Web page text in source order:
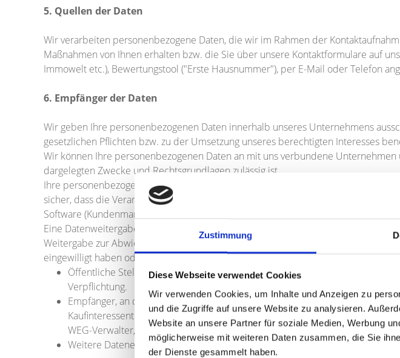
Zustimmung
Diese Webseite verwendet Cookies
Wir verwenden Cookies, um Inhalte und Anzeigen zu
und die Zugriffe auf unsere Website zu analysieren.
Website an unsere Partner für soziale Medien, Werbung
möglicherweise mit weiteren Daten zusammen, die Sie
der Dienste gesammelt haben.
5. Quellen der Daten
Wir verarbeiten personenbezogene Daten, die wir im Rahmen der
Maßnahmen von Ihnen erhalten bzw. die Sie über unsere Kontaktformulare auf
Immowelt etc.), Bewertungstool ("Erste Hausnummer"), per E-Mail oder Telefon
6. Empfänger der Daten
Wir geben Ihre personenbezogenen Daten innerhalb unseres Unternehmens
gesetzlichen Pflichten bzw. zu der Umsetzung unseres berechtigten Interesses
Wir können Ihre personenbezogenen Daten an mit uns verbundene
dargelegten Zwecke und Rechtsgrundlagen zulässig ist.
Ihre personenbezogenen Daten werden in unserem Auftrag auf Basis von
sicher, dass die Verarbeitung von personenbezogenen Daten gemäß der
Software (Kundenmanagementsoftware/Immobiliensoftware), Hostprovider.
Eine Datenweitergabe an Empfänger außerhalb des Unternehmens erfolgt
Weitergabe zur Abwicklung und somit zur Erfüllung des Vertrages oder, auf
eingewilligt haben oder wir zur Erteilung einer Auskunft befugt sind. Unter diesen
Öffentliche Stellen und Institutionen (z. B. Staatsanwaltschaft, Polizei,
Verpflichtung.
Empfänger, an die die Weitergabe zur Vertragsbegründung oder -erfüllung
Kaufinteressenten, Insolvenzverwalter, Nachlassverwalter,
WEG-Verwalter, Gutachter, Sachverständiger.
Weitere Datenempfänger können diejenigen Stellen sein, für die Sie uns